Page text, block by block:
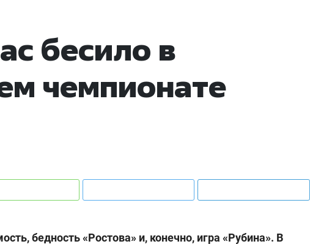
бесило в
чемпионате
бедность «Ростова» и, конечно, игра «Рубина». В